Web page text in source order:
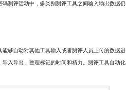
测评活动中，多类别测评工具之间输入输出数据仍
够自动对其他工具输入或者测评人员上传的数据进
入导出、整理标记的时间和精力。测评工具自动化